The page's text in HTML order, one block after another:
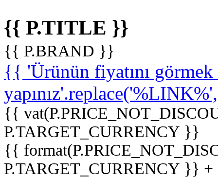
{{ P.TITLE }}
{{ P.BRAND }}
{{ 'Ürünün fiyatını
{{
P.TARGET_CURRENCY }}
{{
P.TARGET_CURRENCY }}